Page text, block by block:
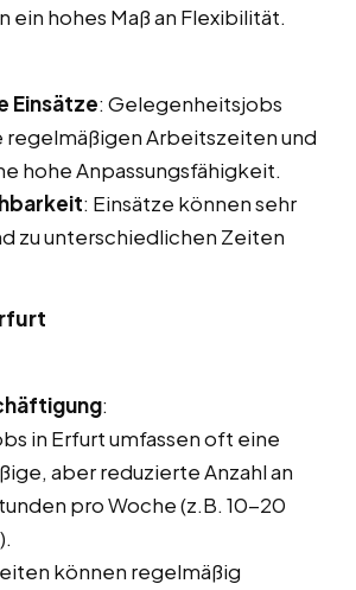
ein hohes Maß an Flexibilität.
Einsätze: Gelegenheitsjobs
Arbeitszeiten und
hohe Anpassungsfähigkeit.
: Einsätze können sehr
zu unterschiedlichen Zeiten
:
in Erfurt umfassen oft eine
aber reduzierte Anzahl an
pro Woche (z.B. 10-20
können regelmäßig